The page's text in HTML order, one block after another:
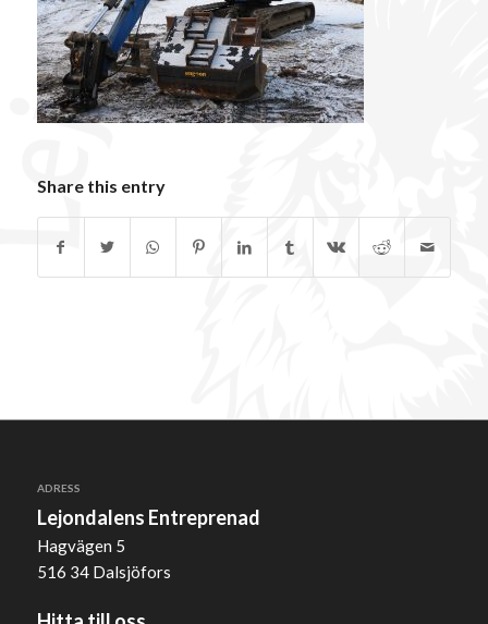
Share this entry
ADRESS
Lejondalens Entreprenad
Hagvägen 5
516 34 Dalsjöfors